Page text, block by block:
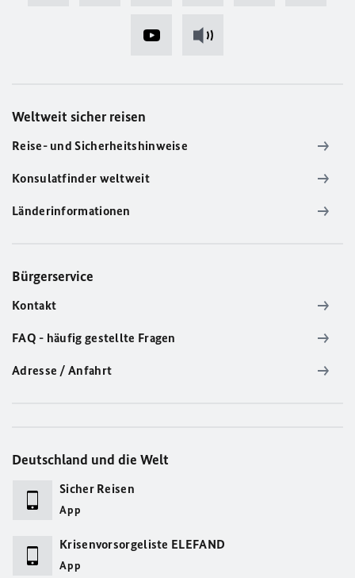
Weltweit sicher reisen
Reise- und Sicherheitshinweise
Konsulatfinder weltweit
Länderinformationen
Bürgerservice
Kontakt
FAQ - häufig gestellte Fragen
Adresse / Anfahrt
Deutschland und die Welt
Sicher Reisen
App
Krisenvorsorgeliste ELEFAND
App